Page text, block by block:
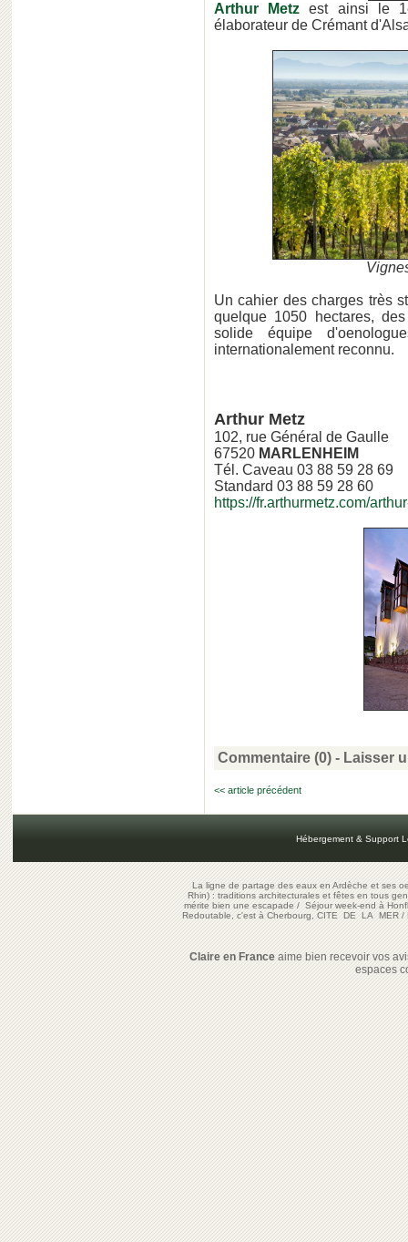
Arthur Metz est ainsi le
élaborateur de Crémant
Un cahier des charges très
quelque 1050 hectares,
solide équipe
internationalement reconnu.
Arthur Metz
102, rue Général de Gaulle
67520 MARLENHEIM
Tél. Caveau 03 88 59 28 69
Standard 03 88 59 28 60
https://fr.arthurmetz.com/
Commentaire (0) - Laisser
<< article précédent
Hébergement & Support
La ligne de partage des eaux en Ardèche et ses
Rhin) : traditions architecturales et fêtes en tous
mérite bien une escapade/Séjour week-end à
Redoutable, c'est à Cherbourg, CITE DE LA MER/
Claire en Franceaime bien recevoir vos
espaces